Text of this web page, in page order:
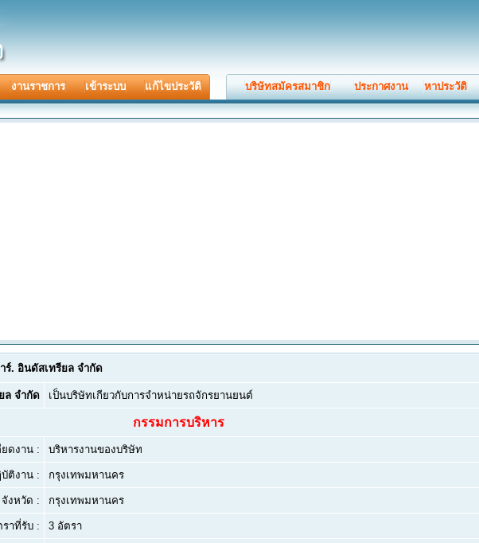
งานราชการ เข้าระบบ แก้ไขประวัติ บริษัทสมัครสมาชิก ประกาศงาน หาประวัติ
ร์. อินดัสเทรียล จำกัด
ล จำกัด เป็นบริษัทเกียวกับการจำหน่ายรถจักรยานยนต์
กรรมการบริหาร
ยดงาน : บริหารงานของบริษัท
ติงาน : กรุงเทพมหานคร
จังหวัด : กรุงเทพมหานคร
ราที่รับ : 3 อัตรา